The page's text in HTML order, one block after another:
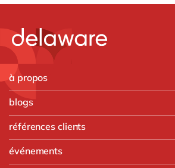
à propos
blogs
références clients
événements